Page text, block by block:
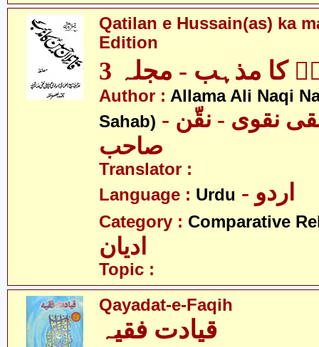
Qatilan e Hussain(as) ka
Edition
کا مذہب - مجلہ 3
Author : Allama Ali Naqi
Sahab) - علامہ علی نقی نقوی - نقّن
صاحب
Translator :
Language : Urdu - اردو
Category : Comparative
ادیان
Topic :
Qayadat-e-Faqih
قیادت فقیہ